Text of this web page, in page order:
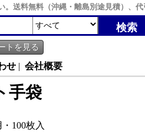
送料無料（沖縄・離島別途見積）、
せ | 会社概要
手袋
100枚入